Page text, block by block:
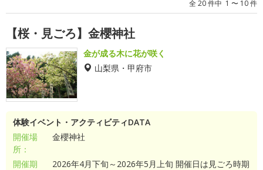
全 20 件中 1 〜 10 件
【桜・見ごろ】金櫻神社
金が成る木に花が咲く
山梨県・甲府市
体験イベント・アクティビティDATA
開催場
所：
金櫻神社
開催期
2026年4月下旬～2026年5月上旬 開催日は見ごろ時期